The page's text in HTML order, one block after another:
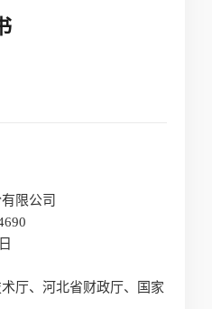
限公司
厅、河北省财政厅、国家